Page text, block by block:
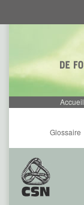
au
au
Accueil
Glossaire